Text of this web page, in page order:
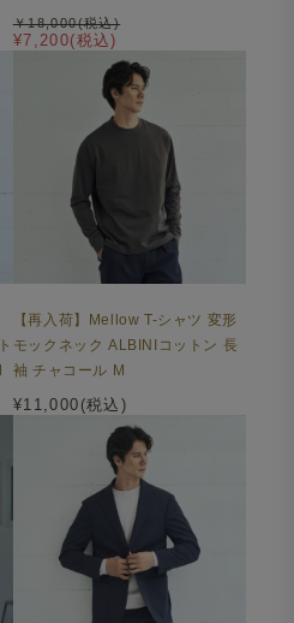
ール
りの袖付けにしています。動
のおさまりの良さを考慮した
ももたつかず、腕のラインが
¥7,200(税込)
￥18,000(税込)
【再入荷】Mellow T-シャツ 変形
モックネック ALBINIコットン 長
袖 チャコール M
¥11,000(税込)